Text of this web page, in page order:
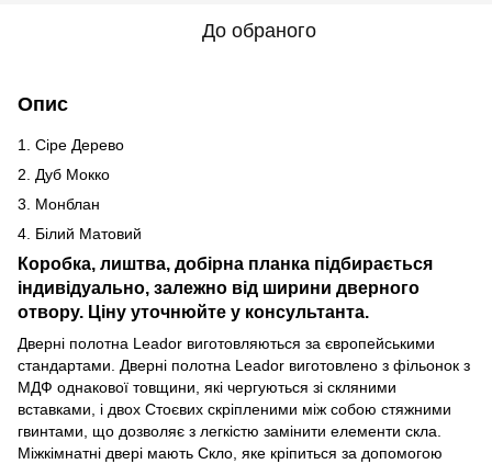
До обраного
Опис
1. Сіре Дерево
2. Дуб Мокко
3. Монблан
4. Білий Матовий
Коробка, лиштва, добірна планка підбирається
індивідуально, залежно від ширини дверного
отвору. Ціну уточнюйте у консультанта.
Дверні полотна Leador виготовляються за європейськими
стандартами. Дверні полотна Leador виготовлено з фільонок з
МДФ однакової товщини, які чергуються зі скляними
вставками, і двох Стоєвих скріпленими між собою стяжними
гвинтами, що дозволяє з легкістю замінити елементи скла.
Міжкімнатні двері мають Скло, яке кріпиться за допомогою